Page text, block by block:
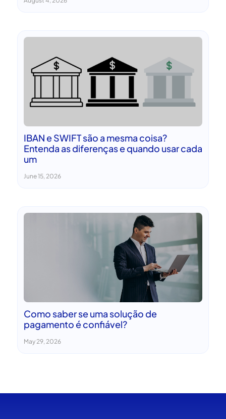
IBAN e SWIFT são a mesma coisa?
Entenda as diferenças e quando usar cada
um
June 15, 2026
Como saber se uma solução de
pagamento é confiável?
May 29, 2026